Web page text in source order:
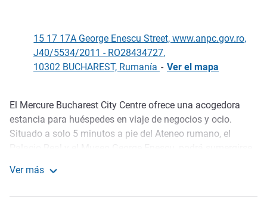
15 17 17A George Enescu Street, www.anpc.gov.ro,
J40/5534/2011 - RO28434727,
10302 BUCHAREST, Rumanía - Ver el mapa
Descripción
El Mercure Bucharest City Centre ofrece una acogedora
estancia para huéspedes en viaje de negocios y ocio.
Situado a solo 5 minutos a pie del Ateneo rumano, el
estaciones de metro y autobús cercanas, es muy fácil
Ver más